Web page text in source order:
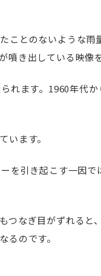
ことのないような雨
き出している映像
れます。1960年代
います。
を引き起こす一因
なぎ目がずれると
るのです。